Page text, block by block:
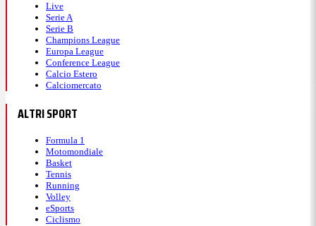
Live
Serie A
Serie B
Champions League
Europa League
Conference League
Calcio Estero
Calciomercato
ALTRI SPORT
Formula 1
Motomondiale
Basket
Tennis
Running
Volley
eSports
Ciclismo